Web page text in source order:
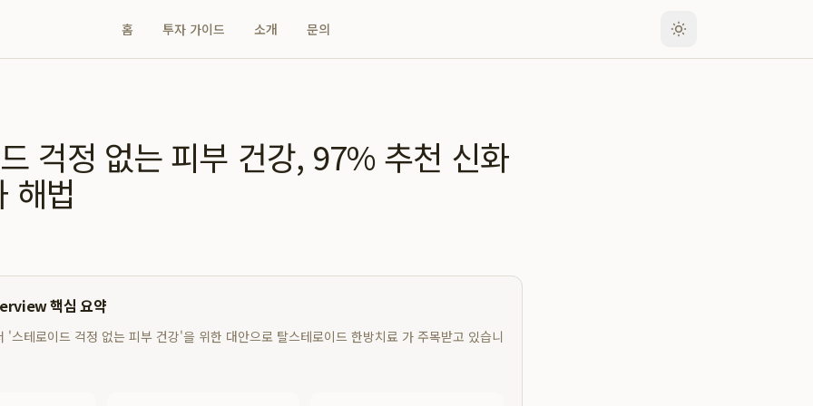
홈 투자 가이드 소개 문의
걱정 없는 피부 건강, 97% 추천 신화
해법
핵심 요약
'스테로이드 걱정 없는 피부 건강'을 위한 대안으로 탈스테로이드 한방치료 가 주목받고 있습니